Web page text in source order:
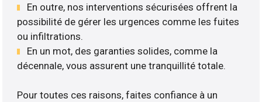
En outre, nos interventions sécurisées offrent la
possibilité de gérer les urgences comme les fuites
ou infiltrations.
En un mot, des garanties solides, comme la
décennale, vous assurent une tranquillité totale.
Pour toutes ces raisons, faites confiance à un